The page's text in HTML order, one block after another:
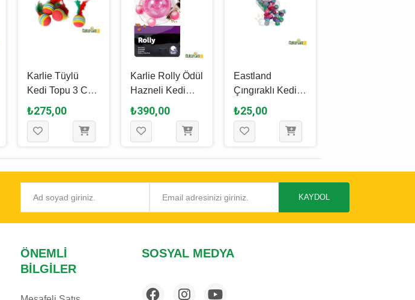
Karlie Tüylü
Kedi Topu 3 Cm
- 4 Adet
₺275,00
Karlie Rolly Ödül
Hazneli Kedi
Topu Pembe 5.5
Cm
₺390,00
Eastland
Çıngıraklı Kedi
Oyuncağı Karışık
Çeşitli 1 Adet
₺25,00
KAYDOL
ÖNEMLI
BILGILER
SOSYAL MEDYA